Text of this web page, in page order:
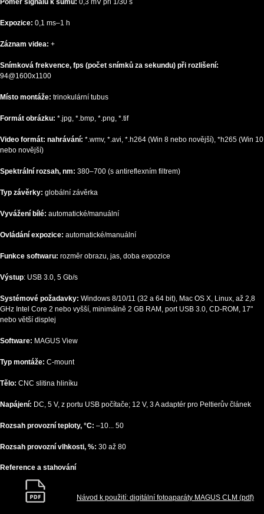
Poměr signálu k šumu: 0,3 mV při 1/30 s
Expozice: 0,1 ms–1 h
Záznam videa: +
Snímková frekvence, fps (počet snímků za sekundu) při rozlišení:
94@1600x1100
Místo montáže: trinokulární tubus
Formát obrázku: *.jpg, *.bmp, *.png, *.tif
Video formát: nahrávání: *.wmv, *.avi, *.h264 (Win 8 nebo novější), *h265 (Win 10
nebo novější)
Spektrální rozsah, nm: 380–700 (s antireflexním filtrem)
Typ závěrky: globální závěrka
Vyvážení bílé: automatické/manuální
Ovládání expozice: automatické/manuální
Funkce softwaru: rozměr obrazu, jas, doba expozice
Výstup: USB 3.0, 5 Gb/s
Systémové požadavky: Windows 8/10/11 (32 a 64 bit), Mac OS X, Linux, až 2,8
GHz Intel Core 2 nebo vyšší, minimálně 2 GB RAM, port USB 3.0, CD-ROM, 17"
nebo větší displej
Software: MAGUS View
Typ montáže: C-mount
Tělo: CNC slitina hliníku
Napájení: DC, 5 V, z portu USB počítače; 12 V, 3 A adaptér pro Peltierův článek
Rozsah provozní teploty, °C: –10... 50
Rozsah provozní vlhkosti, %: 30 až 80
Reference a stahování
Návod k použití: digitální fotoaparáty MAGUS CLM (pdf)